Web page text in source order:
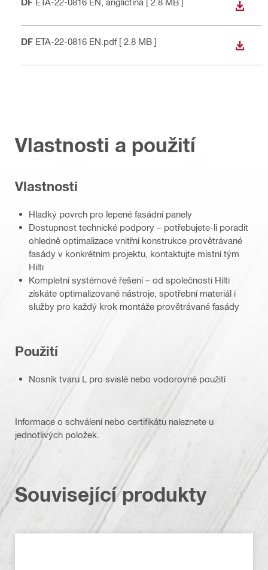
PDF ETA-22-0816 EN.pdf[ 2.8 MB ]
Vlastnosti a použití
Vlastnosti
Hladký povrch pro lepené fasádní panely
Dostupnost technické podpory – potřebujete-li poradit
ohledně optimalizace vnitřní konstrukce provětrávané
fasády v konkrétním projektu, kontaktujte místní tým
Hilti
Kompletní systémové řešení – od společnosti Hilti
získáte optimalizované nástroje, spotřební materiál i
služby pro každý krok montáže provětrávané fasády
Použití
Nosník tvaru L pro svislé nebo vodorovné použití
Informace o schválení nebo certifikátu naleznete u
jednotlivých položek.
Související produkty